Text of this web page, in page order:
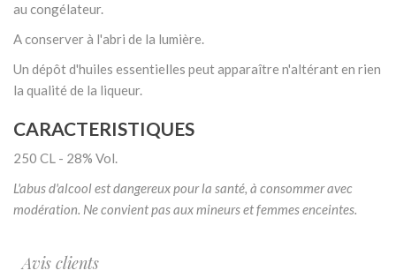
au congélateur.
A conserver à l'abri de la lumière.
Un dépôt d'huiles essentielles peut apparaître n'altérant en rien
la qualité de la liqueur.
CARACTERISTIQUES
250 CL - 28% Vol.
L'abus d'alcool est dangereux pour la santé, à consommer avec
modération. Ne convient pas aux mineurs et femmes enceintes.
Avis clients